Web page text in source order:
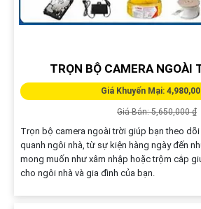
TRỌN BỘ CAMERA NGOÀI
Giá Khuyến Mại:
Giá Bán: 5,650,000 ₫
Trọn bộ camera ngoài trời giúp bạn theo dõi
quanh ngôi nhà, từ sự kiện hàng ngày đến
mong muốn như xâm nhập hoặc trộm cắp
cho ngôi nhà và gia đình của bạn.